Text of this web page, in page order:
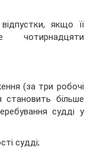
якщо її
чотирнадцяти
(за три робочі
становить більше
судді у
судді;